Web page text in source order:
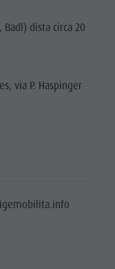
Badl) dista circa 20
via P. Haspinger